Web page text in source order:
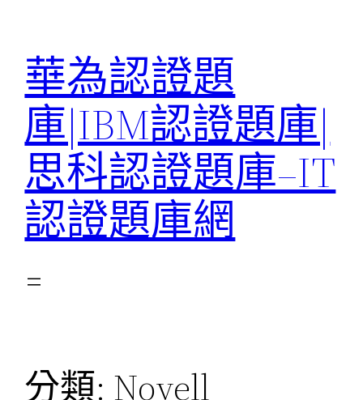
華為認證題
庫|IBM認證題庫|
思科認證題庫–IT
認證題庫網
分類: Novell